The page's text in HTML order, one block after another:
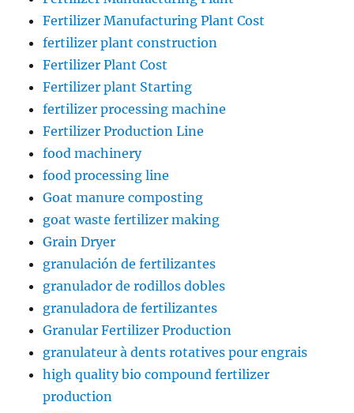
Fertilizer Manufacturing Plant Cost
fertilizer plant construction
Fertilizer Plant Cost
Fertilizer plant Starting
fertilizer processing machine
Fertilizer Production Line
food machinery
food processing line
Goat manure composting
goat waste fertilizer making
Grain Dryer
granulación de fertilizantes
granulador de rodillos dobles
granuladora de fertilizantes
Granular Fertilizer Production
granulateur à dents rotatives pour engrais
high quality bio compound fertilizer
production